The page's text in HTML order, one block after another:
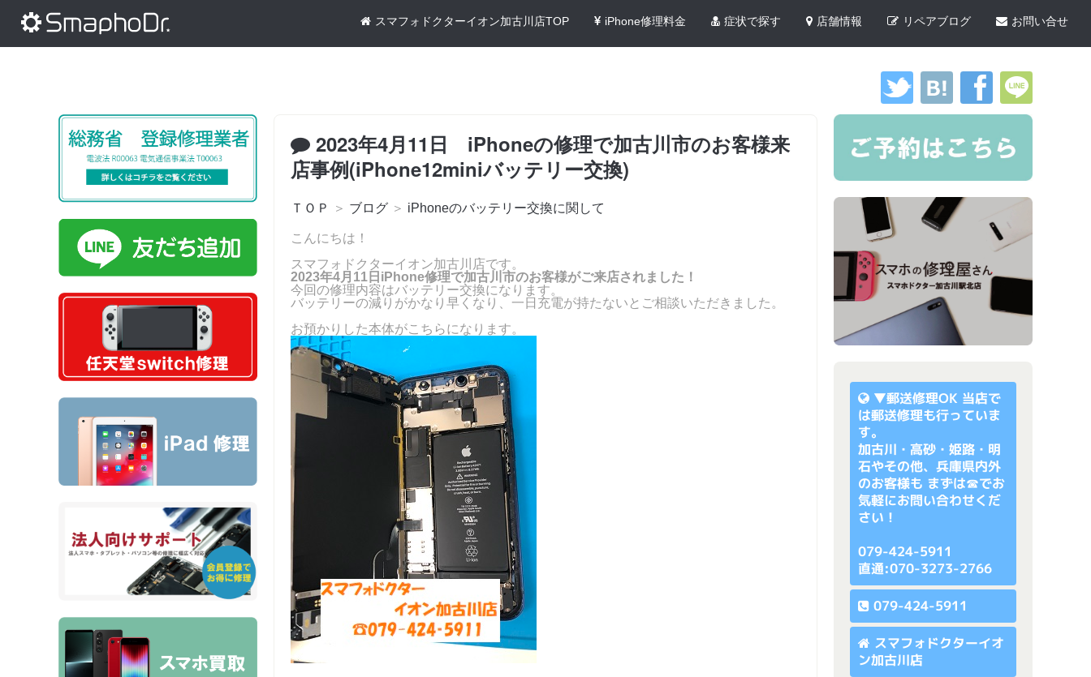
スマフォドクターイオン加古川店TOP iPhone修理料金 症状で探す 店舗情報 リペアブログ お問い合せ
2023年4月11日 iPhoneの修理で加古川市のお客様来
店事例(iPhone12miniバッテリー交換)
ＴＯＰ ＞ ブログ ＞ iPhoneのバッテリー交換に関して
こんにちは！
スマフォドクターイオン加古川店です。
2023年4月11日iPhone修理で加古川市のお客様がご来店されました！
今回の修理内容はバッテリー交換になります。
バッテリーの減りがかなり早くなり、一日充電が持たないとご相談いただきました。
お預かりした本体がこちらになります。
▼郵送修理OK 当店で
は郵送修理も行っていま
す。
加古川・高砂・姫路・明
石やその他、兵庫県内外
のお客様も まずは☎でお
気軽にお問い合わせくだ
さい！
079-424-5911
直通:070-3273-2766
079-424-5911
スマフォドクターイオ
ン加古川店